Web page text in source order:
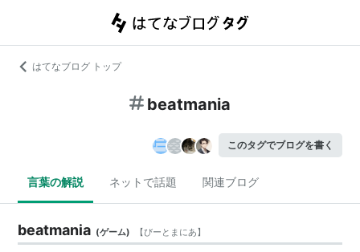
はてなブログ トップ
beatmania
このタグでブログを書く
言葉の解説 ネットで話題 関連ブログ
beatmania (ゲーム) 【びーとまにあ】